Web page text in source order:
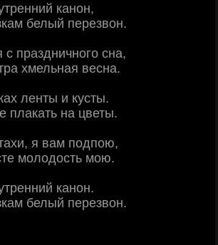
канон,
белый перезвон.
с праздничного сна,
хмельная весна.
ленты и кусты.
плакать на цветы.
я вам подпою,
молодость мою.
канон.
белый перезвон.